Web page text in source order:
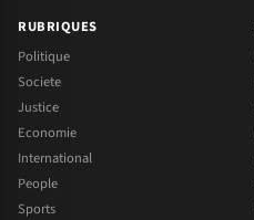
RUBRIQUES
Politique
Societe
Justice
Economie
International
People
Sports